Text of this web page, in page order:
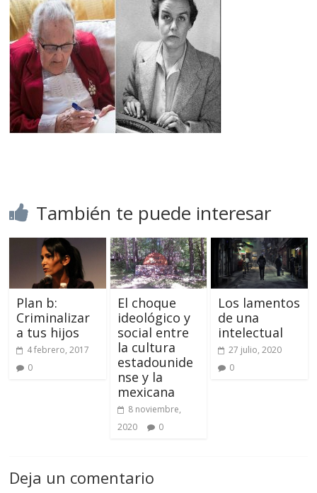
También te puede interesar
Plan b:
Criminalizar
a tus hijos
4 febrero, 2017
0
El choque
ideológico y
social entre
la cultura
estadounide
nse y la
mexicana
8 noviembre,
2020
0
Los lamentos
de una
intelectual
27 julio, 2020
0
Deja un comentario